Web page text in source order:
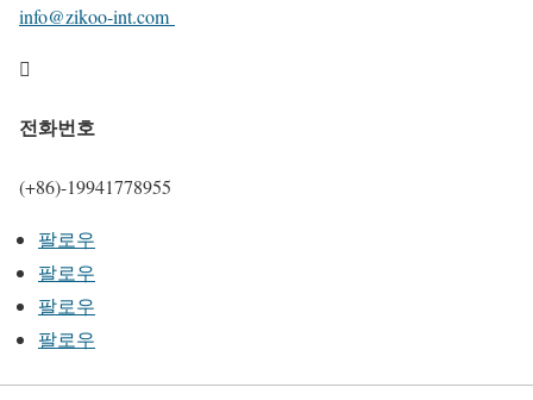
info@zikoo-int.com

전화번호
(+86)-19941778955
팔로우
팔로우
팔로우
팔로우